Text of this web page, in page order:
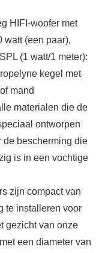
HIFI-woofer met
watt (een paar),
(1 watt/1 meter):
kegel met
mand
materialen die de
ontworpen
de bescherming die
is in een vochtige
zijn compact van
te installeren voor
gezicht van onze
een diameter van